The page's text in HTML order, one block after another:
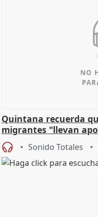
Quintana recuerda
migrantes "llevan
central
Sonido Totales